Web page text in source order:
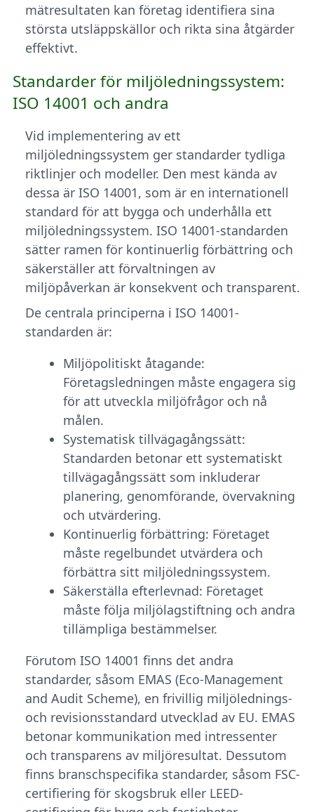
mätresultaten kan företag identifiera sina
största utsläppskällor och rikta sina åtgärder
effektivt.
Standarder för miljöledningssystem:
ISO 14001 och andra
Vid implementering av ett
miljöledningssystem ger standarder tydliga
riktlinjer och modeller. Den mest kända av
dessa är ISO 14001, som är en internationell
standard för att bygga och underhålla ett
miljöledningssystem. ISO 14001-standarden
sätter ramen för kontinuerlig förbättring och
säkerställer att förvaltningen av
miljöpåverkan är konsekvent och transparent.
De centrala principerna i ISO 14001-
standarden är:
Miljöpolitiskt åtagande:
Företagsledningen måste engagera sig
för att utveckla miljöfrågor och nå
målen.
Systematisk tillvägagångssätt:
Standarden betonar ett systematiskt
tillvägagångssätt som inkluderar
planering, genomförande, övervakning
och utvärdering.
Kontinuerlig förbättring: Företaget
måste regelbundet utvärdera och
förbättra sitt miljöledningssystem.
Säkerställa efterlevnad: Företaget
måste följa miljölagstiftning och andra
tillämpliga bestämmelser.
Förutom ISO 14001 finns det andra
standarder, såsom EMAS (Eco-Management
and Audit Scheme), en frivillig miljölednings-
och revisionsstandard utvecklad av EU. EMAS
betonar kommunikation med intressenter
och transparens av miljöresultat. Dessutom
finns branschspecifika standarder, såsom FSC-
certifiering för skogsbruk eller LEED-